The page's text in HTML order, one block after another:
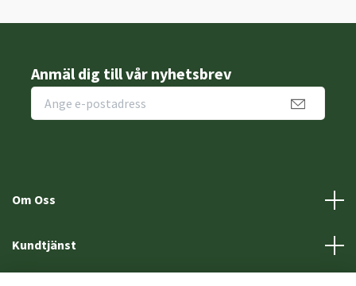
Anmäl dig till vår nyhetsbrev
Om Oss
Kundtjänst